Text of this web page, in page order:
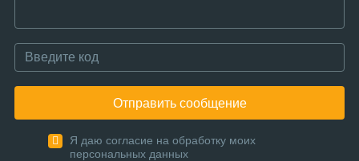
Отправить сообщение
Я даю согласие на обработку моих
персональных данных